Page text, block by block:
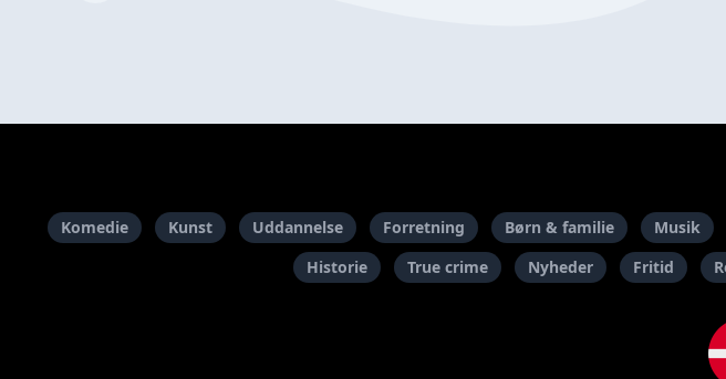
Komedie Kunst Uddannelse Forretning Børn & familie Musik
Historie
True crime Nyheder Fritid